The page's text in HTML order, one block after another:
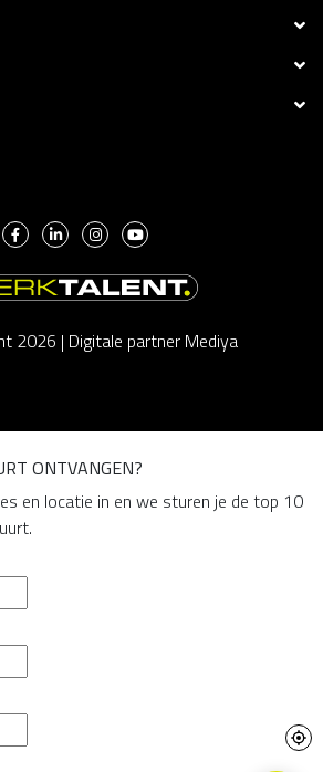
2026 | Digitale partner Mediya
ONTVANGEN?
en locatie in en we sturen je de top 10